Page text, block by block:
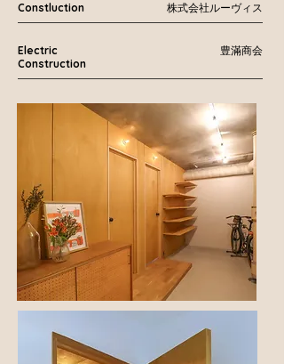
Constluction 株式会社ルーヴィス
Electric
Construction
豊滿商会